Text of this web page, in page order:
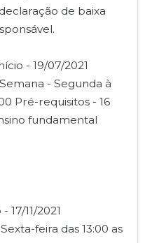
de baixa
- 19/07/2021
- Segunda à
Pré-requisitos - 16
fundamental
17/11/2021
feira das 13:00 as